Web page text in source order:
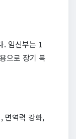
. 임신부는 1
으로 장기 복
면역력 강화,